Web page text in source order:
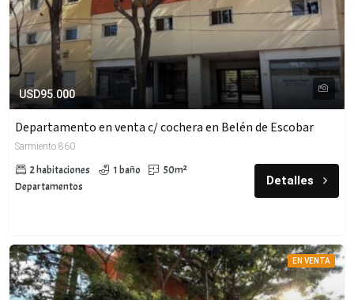
USD95.000
Departamento en venta c/ cochera en Belén de Escobar
Sarmiento 860
2 habitaciones 1 baño
50m²
Departamentos
Detalles
EN VENTA